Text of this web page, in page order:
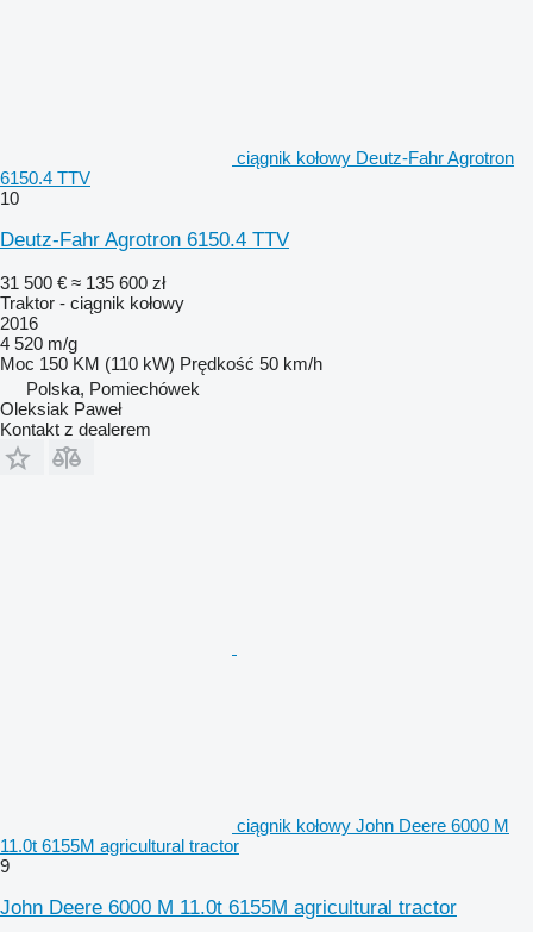
ciągnik kołowy Deutz-Fahr Agrotron
6150.4 TTV
10
Deutz-Fahr Agrotron 6150.4 TTV
31 500 € ≈ 135 600 zł
Traktor - ciągnik kołowy
2016
4 520 m/g
Moc 150 KM (110 kW) Prędkość 50 km/h
Polska, Pomiechówek
Oleksiak Paweł
Kontakt z dealerem
ciągnik kołowy John Deere 6000 M
11.0t 6155M agricultural tractor
9
John Deere 6000 M 11.0t 6155M agricultural tractor